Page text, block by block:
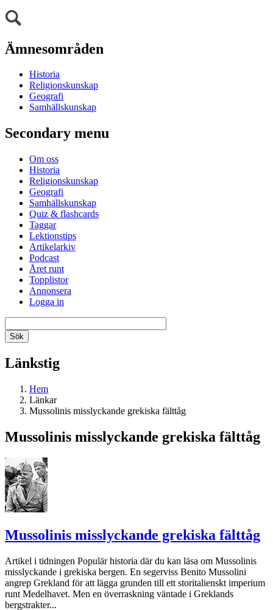
Ämnesområden
Historia
Religionskunskap
Geografi
Samhällskunskap
Secondary menu
Om oss
Historia
Religionskunskap
Geografi
Samhällskunskap
Quiz & flashcards
Taggar
Lektionstips
Artikelarkiv
Podcast
Året runt
Topplistor
Annonsera
Logga in
Länkstig
Hem
Länkar
Mussolinis misslyckande grekiska fälttåg
Mussolinis misslyckande grekiska fälttåg
Mussolinis misslyckande grekiska fälttåg
Artikel i tidningen Populär historia där du kan läsa om Mussolinis
misslyckande i grekiska bergen. En segerviss Benito Mussolini
angrep Grekland för att lägga grunden till ett storitalienskt imperium
runt Medelhavet. Men en överraskning väntade i Greklands
bergstrakter...